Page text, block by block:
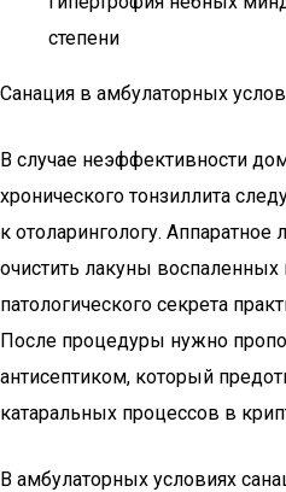
степени
Санация в амбулаторных
В случае неэффективности
хронического тонзиллита
к отоларингологу.
очистить лакуны
патологического секрета
После процедуры нужно
антисептиком, который
катаральных процессов в
В амбулаторных условиях